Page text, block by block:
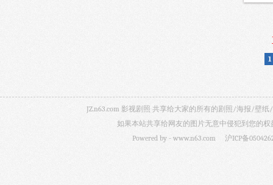
1
JZ.n63.com 影视剧照 共享给大家的所有的剧照/海报/壁
如果本站共享给网友的图片无意中侵犯到您的
Powered by - www.n63.com 沪ICP备